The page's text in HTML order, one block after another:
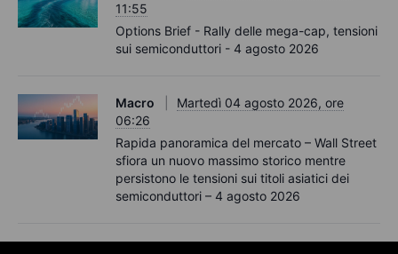
11:55
Options Brief - Rally delle mega-cap, tensioni
sui semiconduttori - 4 agosto 2026
Macro
Martedì 04 agosto 2026, ore
06:26
Rapida panoramica del mercato – Wall Street
sfiora un nuovo massimo storico mentre
persistono le tensioni sui titoli asiatici dei
semiconduttori – 4 agosto 2026